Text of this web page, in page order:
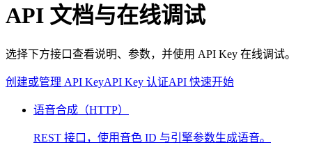
API 文档与在线调试
选择下方接口查看说明、参数，并使用 API Key 在线调试。
创建或管理 API KeyAPI Key 认证API 快速开始
语音合成（HTTP）
REST 接口，使用音色 ID 与引擎参数生成语音。